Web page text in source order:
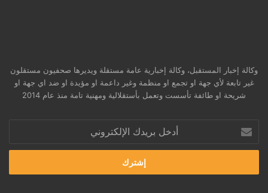
وكالة إخبار المستقبل، وكالة إخبارية عامة مستقلة ويديرها صحفيون مستقلون
غير تابعة لأي جهة او تجمع او منظمة وغير داعمة او مؤيدة او ضد اي جهة او
شريحة او طائفة تأسست وتعمل بأستقلالية ومهنية تامة منذ عام 2014
بريدك
الإلكتروني